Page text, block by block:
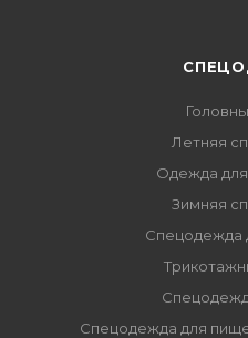
Летняя
Одежда
Зимняя
Спецодежда
Спецодежда для